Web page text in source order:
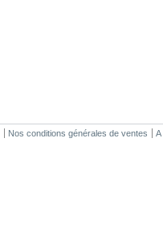
Nos conditions générales de ventes A